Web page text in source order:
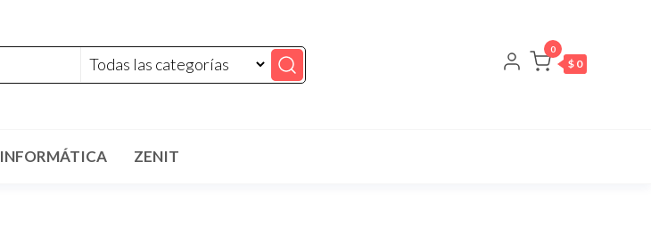
0
$ 0
INFORMÁTICA ZENIT